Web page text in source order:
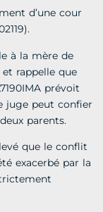
d’une cour
à la mère de
rappelle que
prévoit
juge peut confier
parents.
que le conflit
exacerbé par la